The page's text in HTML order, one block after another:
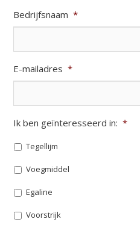
Bedrijfsnaam *
E-mailadres *
Ik ben geïnteresseerd in: *
Tegellijm
Voegmiddel
Egaline
Voorstrijk